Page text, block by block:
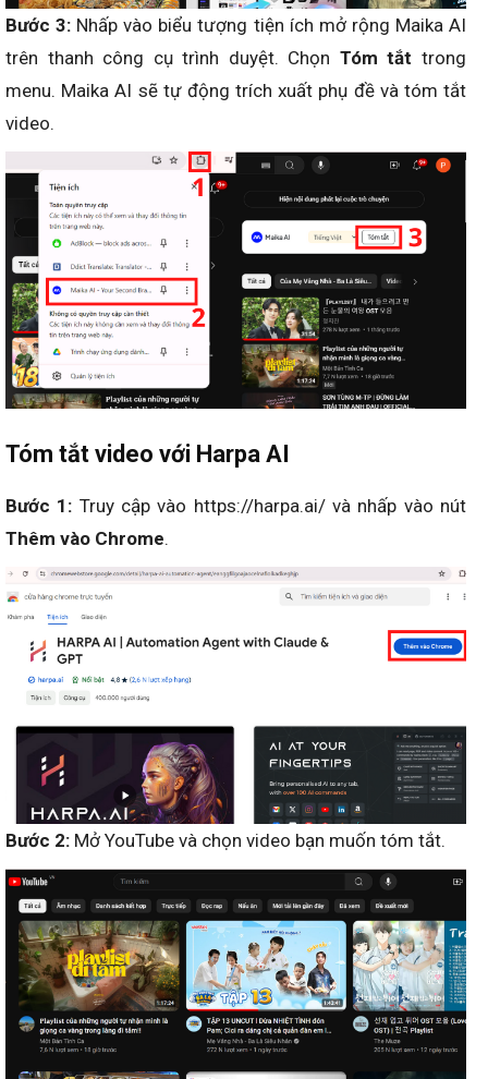
Bước 3: Nhấp vào biểu tượng tiện ích mở rộng Maika AI
trên thanh công cụ trình duyệt. Chọn Tóm tắt trong
menu. Maika AI sẽ tự động trích xuất phụ đề và tóm tắt
video.
Tóm tắt video với Harpa AI
Bước 1: Truy cập vào https://harpa.ai/ và nhấp vào nút
Thêm vào Chrome.
Bước 2: Mở YouTube và chọn video bạn muốn tóm tắt.